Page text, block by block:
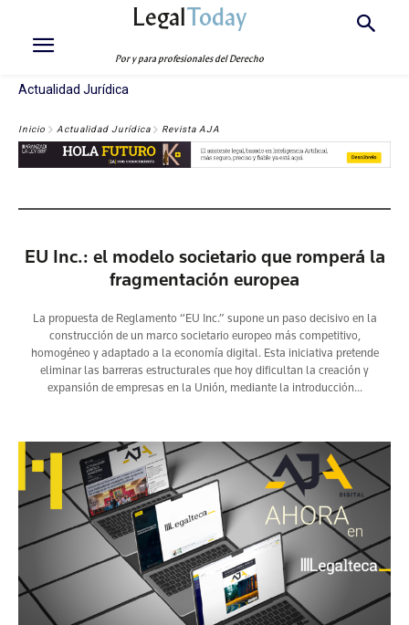
LegalToday
Por y para profesionales del Derecho
Actualidad Jurídica
Inicio Actualidad Jurídica Revista AJA
EU Inc.: el modelo societario que romperá la
fragmentación europea
La propuesta de Reglamento “EU Inc.” supone un paso decisivo en la
construcción de un marco societario europeo más competitivo,
homogéneo y adaptado a la economía digital. Esta iniciativa pretende
eliminar las barreras estructurales que hoy dificultan la creación y
expansión de empresas en la Unión, mediante la introducción...